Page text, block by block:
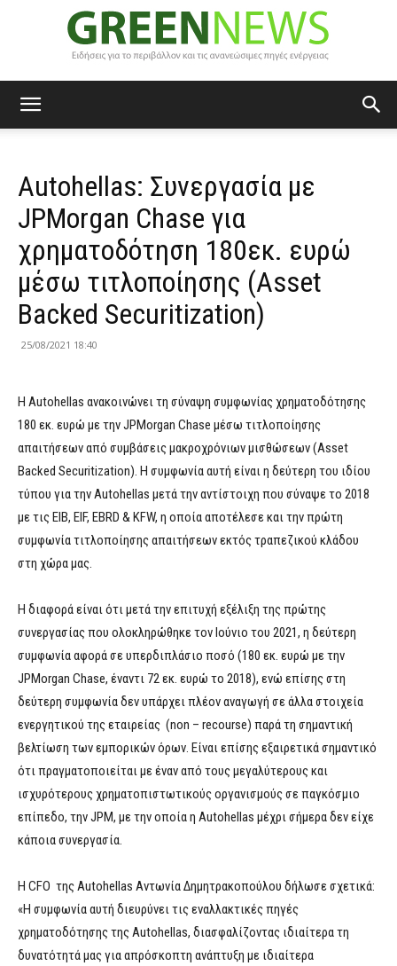
News
Autohellas: Συνεργασία με
JPMorgan Chase για
χρηματοδότηση 180εκ. ευρώ
μέσω τιτλοποίησης (Asset
Backed Securitization)
25/08/2021 18:40
Η Autohellas ανακοινώνει τη σύναψη συμφωνίας χρηματοδότησης
180 εκ. ευρώ με την JPMorgan Chase μέσω τιτλοποίησης
απαιτήσεων από συμβάσεις μακροχρόνιων μισθώσεων (Asset
Backed Securitization). H συμφωνία αυτή είναι η δεύτερη του ιδίου
τύπου για την Autohellas μετά την αντίστοιχη που σύναψε το 2018
με τις ΕΙΒ, EIF, EBRD & KFW, η οποία αποτέλεσε και την πρώτη
συμφωνία τιτλοποίησης απαιτήσεων εκτός τραπεζικού κλάδου
στη χώρα μας.
Η διαφορά είναι ότι μετά την επιτυχή εξέλιξη της πρώτης
συνεργασίας που ολοκληρώθηκε τον Ιούνιο του 2021, η δεύτερη
συμφωνία αφορά σε υπερδιπλάσιο ποσό (180 εκ. ευρώ με την
JPMorgan Chase, έναντι 72 εκ. ευρώ το 2018), ενώ επίσης στη
δεύτερη συμφωνία δεν υπάρχει πλέον αναγωγή σε άλλα στοιχεία
ενεργητικού της εταιρείας (non – recourse) παρά τη σημαντική
βελτίωση των εμπορικών όρων. Είναι επίσης εξαιρετικά σημαντικό
ότι πραγματοποιείται με έναν από τους μεγαλύτερους και
ισχυρότερους χρηματοπιστωτικούς οργανισμούς σε παγκόσμιο
επίπεδο, την JPM, με την οποία η Autohellas μέχρι σήμερα δεν είχε
κάποια συνεργασία.
Η CFO της Autohellas Αντωνία Δημητρακοπούλου δήλωσε σχετικά:
«H συμφωνία αυτή διευρύνει τις εναλλακτικές πηγές
χρηματοδότησης της Autohellas, διασφαλίζοντας ιδιαίτερα τη
δυνατότητά μας για απρόσκοπτη ανάπτυξη με ιδιαίτερα